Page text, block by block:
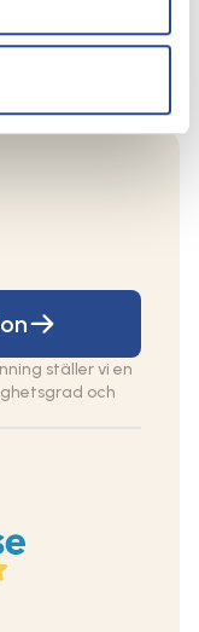
och ett
hos våra
ställer vi en
och